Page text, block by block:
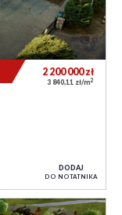
2 200 000zł
3 840,11 zł/m2
DODAJ
DO NOTATNIKA